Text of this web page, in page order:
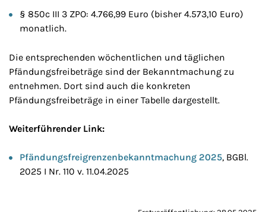
§ 850c III 3 ZPO: 4.766,99 Euro (bisher 4.573,10 Euro)
monatlich.
Die entsprechenden wöchentlichen und täglichen
Pfändungsfreibeträge sind der Bekanntmachung zu
entnehmen. Dort sind auch die konkreten
Pfändungsfreibeträge in einer Tabelle dargestellt.
Weiterführender Link:
Pfändungsfreigrenzenbekanntmachung 2025, BGBl.
2025 I Nr. 110 v. 11.04.2025